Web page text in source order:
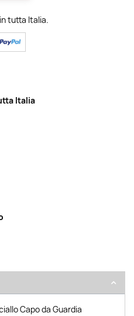
tutta Italia.
Italia
Capo da Guardia